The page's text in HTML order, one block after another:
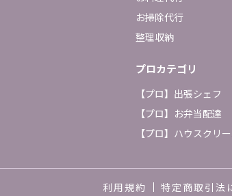
お掃除代行
整理収納
プロカテゴリ
【プロ】出張シェフ
【プロ】お弁当配達
【プロ】ハウスクリ
利用規約 特定商取引法